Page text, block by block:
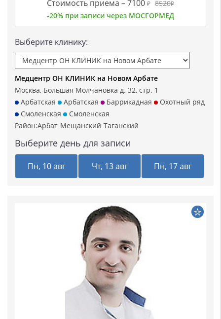
Стоимость приема –7100 ₽ 8520₽
-20% при записи через МОСГОРМЕД
Выберите клинику:
Медцентр ОН КЛИНИК на Новом Арбате
Москва, Большая Молчановка д. 32, стр. 1
Арбатская
Арбатская Баррикадная
Охотный ряд
Смоленская
Смоленская
Район:Арбат Мещанский Таганский
Выберите день для записи
Пн, 10 авг Чт, 13 авг Пн, 17 авг